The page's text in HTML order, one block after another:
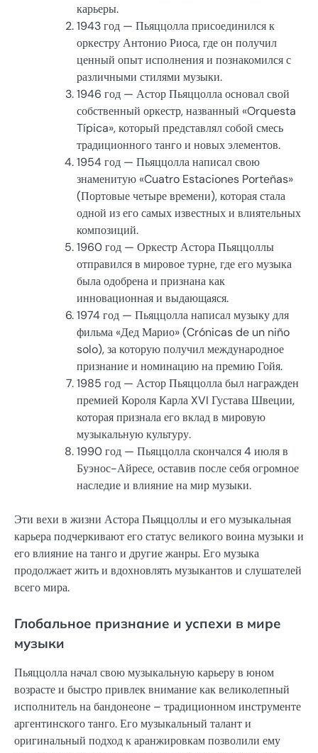
карьеры.
1943 год — Пьяццолла присоединился к
оркестру Антонио Риоса, где он получил
ценный опыт исполнения и познакомился с
различными стилями музыки.
1946 год — Астор Пьяццолла основал свой
собственный оркестр, названный «Orquesta
Típica», который представлял собой смесь
традиционного танго и новых элементов.
1954 год — Пьяццолла написал свою
знаменитую «Cuatro Estaciones Porteñas»
(Портовые четыре времени), которая стала
одной из его самых известных и влиятельных
композиций.
1960 год — Оркестр Астора Пьяццоллы
отправился в мировое турне, где его музыка
была одобрена и признана как
инновационная и выдающаяся.
1974 год — Пьяццолла написал музыку для
фильма «Дед Марио» (Crónicas de un niño
solo), за которую получил международное
признание и номинацию на премию Гойя.
1985 год — Астор Пьяццолла был награжден
премией Короля Карла XVI Густава Швеции,
которая признала его вклад в мировую
музыкальную культуру.
1990 год — Пьяццолла скончался 4 июля в
Буэнос-Айресе, оставив после себя огромное
наследие и влияние на мир музыки.
Эти вехи в жизни Астора Пьяццоллы и его музыкальная
карьера подчеркивают его статус великого воина музыки и
его влияние на танго и другие жанры. Его музыка
продолжает жить и вдохновлять музыкантов и слушателей
всего мира.
Глобальное признание и успехи в мире
музыки
Пьяццолла начал свою музыкальную карьеру в юном
возрасте и быстро привлек внимание как великолепный
исполнитель на бандонеоне – традиционном инструменте
аргентинского танго. Его музыкальный талант и
оригинальный подход к аранжировкам позволили ему